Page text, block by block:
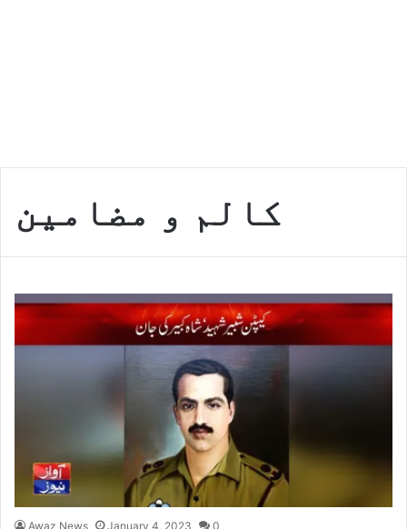
کالم و مضامین
Awaz News January 4, 2023 0